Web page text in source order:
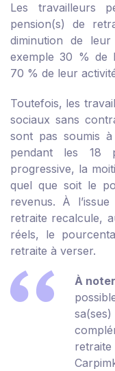
Les travailleurs
pension(s) de
diminution de
exemple 30 % de
70 % de leur
Toutefois, les
sociaux sans
sont pas soumis
pendant les 18
progressive, la
quel que soit le
revenus. À
retraite recalcule,
réels, le
retraite à verser.
À